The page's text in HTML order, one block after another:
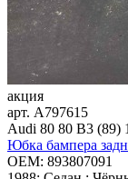
акция
арт. A797615
Audi 80 80 B3 (89)
Юбка бампера
OEM: 893807091